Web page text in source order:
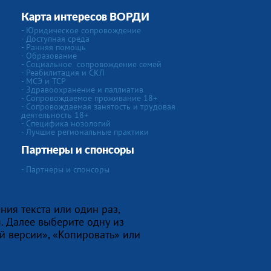
Карта интересов ВОРДИ
- Юридическое сопровождение
- Доступная среда
- Ранняя помощь
- Образование
- Социальное сопровождение семей
- Реабилитация и СКЛ
- МСЭ и ТСР
- Здравоохранение и паллиатив
- Сопровождаемое проживание 18+
- Сопровождаемая занятость и трудовая
деятельность 18+
- Специфика нозологий
- Лучшие региональные практики
Партнеры и спонсоры
- Партнеры и спонсоры
текста или один раз,
Далее выберите одну из
«Копировать» или